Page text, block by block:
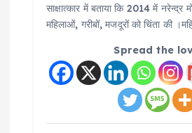
साक्षात्कार में बताया कि 2014 में नरेन्द्र
महिलाओं, गरीबों, मजदूरों को चिंता की
Spread the